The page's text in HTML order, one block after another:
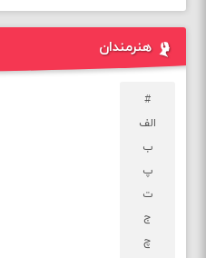
هنرمندان
#
الف
ب
پ
ت
ج
چ